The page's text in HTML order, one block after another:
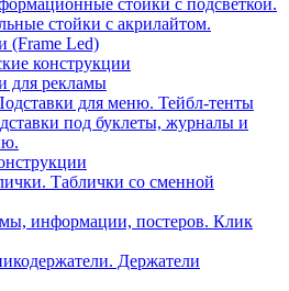
стойки с подсветкой.
стойки с акрилайтом.
(Frame Led)
конструкции
для рекламы
для меню. Тейбл-тенты
под буклеты, журналы и
Таблички со сменной
информации, постеров. Клик
Держатели